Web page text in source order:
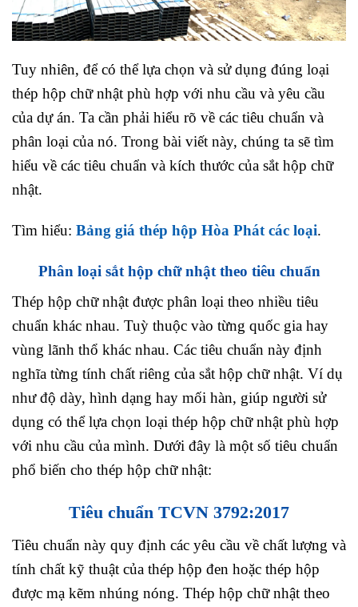
Tuy nhiên, để có thể lựa chọn và sử dụng đúng loại
thép hộp chữ nhật phù hợp với nhu cầu và yêu cầu
của dự án. Ta cần phải hiểu rõ về các tiêu chuẩn và
phân loại của nó. Trong bài viết này, chúng ta sẽ tìm
hiểu về các tiêu chuẩn và kích thước của sắt hộp chữ
nhật.
Tìm hiểu: Bảng giá thép hộp Hòa Phát các loại.
Phân loại sắt hộp chữ nhật theo tiêu chuẩn
Thép hộp chữ nhật được phân loại theo nhiều tiêu
chuẩn khác nhau. Tuỳ thuộc vào từng quốc gia hay
vùng lãnh thổ khác nhau. Các tiêu chuẩn này định
nghĩa từng tính chất riêng của sắt hộp chữ nhật. Ví dụ
như độ dày, hình dạng hay mối hàn, giúp người sử
dụng có thể lựa chọn loại thép hộp chữ nhật phù hợp
với nhu cầu của mình. Dưới đây là một số tiêu chuẩn
phổ biến cho thép hộp chữ nhật:
Tiêu chuẩn TCVN 3792:2017
Tiêu chuẩn này quy định các yêu cầu về chất lượng và
tính chất kỹ thuật của thép hộp đen hoặc thép hộp
được mạ kẽm nhúng nóng. Thép hộp chữ nhật theo